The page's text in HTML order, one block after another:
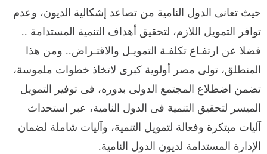
حيث تعانى الدول النامية من تصاعد إشكالية الديون، وعدم
توافر التمويل اللازم، لتحقيق أهداف التنمية المستدامة ..
فضلا عن ارتفـاع تكلفـة التمويـل والاقتـراض.. ومن هذا
المنطلق، تولى مصر أولوية كبرى لاتخاذ خطوات ملموسة،
تضمن اضطلاع المجتمع الدولى بدوره، فى توفير التمويل
الميسر لتحقيق التنمية فى الدول النامية، عبر استحداث
آليات مبتكرة وفعالة لتمويل التنمية، وآليات شاملة لضمان
الإدارة المستدامة لديون الدول النامية.